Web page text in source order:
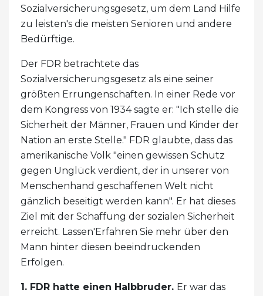
Sozialversicherungsgesetz, um dem Land Hilfe
zu leisten's die meisten Senioren und andere
Bedürftige.
Der FDR betrachtete das
Sozialversicherungsgesetz als eine seiner
größten Errungenschaften. In einer Rede vor
dem Kongress von 1934 sagte er: "Ich stelle die
Sicherheit der Männer, Frauen und Kinder der
Nation an erste Stelle." FDR glaubte, dass das
amerikanische Volk "einen gewissen Schutz
gegen Unglück verdient, der in unserer von
Menschenhand geschaffenen Welt nicht
gänzlich beseitigt werden kann". Er hat dieses
Ziel mit der Schaffung der sozialen Sicherheit
erreicht. Lassen'Erfahren Sie mehr über den
Mann hinter diesen beeindruckenden
Erfolgen.
1. FDR hatte einen Halbbruder. Er war das